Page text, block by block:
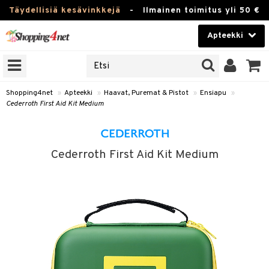
Täydellisiä kesävinkkejä - Ilmainen toimitus yli 50 €
Apteekki
Kauneudenhoito
Piilolinssit
Lelut, Lapsi & Vauva
Tuotemerkkejä
Kampanjat
Shopping4net » Apteekki » Haavat, Puremat & Pistot » Ensiapu
»
Cederroth First Aid Kit Medium
Cederroth First Aid Kit Medium
/ Pistokset